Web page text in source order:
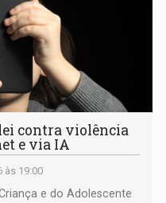
lei contra violência
e via IA
às 19:00
e do Adolescente